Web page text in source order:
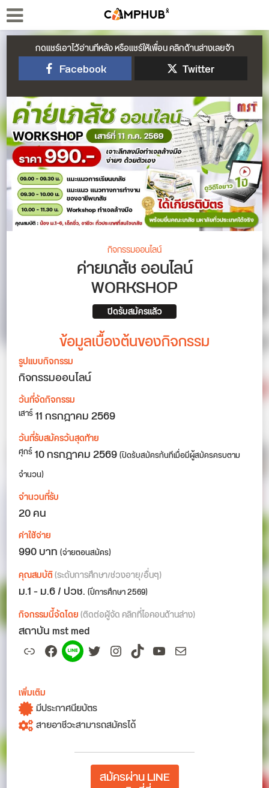
กดแชร์เอาไว้อ่านทีหลัง หรือแชร์ให้เพื่อน คลิกด้านล่างเลยจ้า
Facebook Twitter
กิจกรรมออนไลน์
ค่ายเภสัช ออนไลน์
WORKSHOP
ปิดรับสมัครแล้ว
ข้อมูลเบื้องต้นของกิจกรรม
รูปแบบกิจกรรม
กิจกรรมออนไลน์
วันที่จัดกิจกรรม
เสาร์11กรกฎาคม 2569
วันที่รับสมัครวันสุดท้าย
ศุกร์10 กรกฎาคม 2569(ปิดรับสมัครทันทีเมื่อมีผู้สมัครครบตาม
จำนวน)
จำนวนที่รับ
20 คน
ค่าใช้จ่าย
990 บาท(จ่ายตอนสมัคร)
คุณสมบัติ(ระดับการศึกษา/ช่วงอายุ/อื่นๆ)
ม.1 - ม.6 / ปวช.(ปีการศึกษา 2569)
กิจกรรมนี้จัดโดย(ติดต่อผู้จัด คลิกที่ไอคอนด้านล่าง)
สถาบัน mst med
LinkFacebook
SpotifyTwitterInstagram
TikTokYouTube
Mail
เพิ่มเติม
มีประกาศนียบัตร
สายอาชีวะสามารถสมัครได้
สมัครผ่าน LINE